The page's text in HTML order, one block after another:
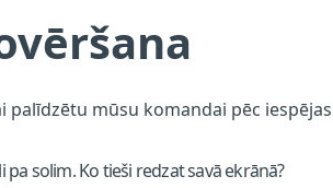
mūsu komandai pēc
solim. Ko tieši redzat savā ekrānā?